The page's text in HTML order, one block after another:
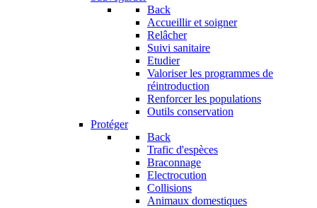
Back
Accueillir et soigner
Relâcher
Suivi sanitaire
Etudier
Valoriser les programmes de
réintroduction
Renforcer les populations
Outils conservation
Protéger
Back
Trafic d'espèces
Braconnage
Electrocution
Collisions
Animaux domestiques